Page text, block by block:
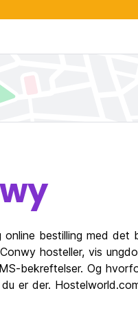
bestilling med
hosteller, vis
bekreftelser. Og
er der.